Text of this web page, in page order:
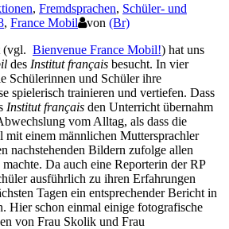
, Fremdsprachen, Schüler- und
, France Mobil von (Br)
(vgl. Bienvenue France Mobil!) hat uns
des Institut français besucht. In vier
Schülerinnen und Schüler ihre
spielerisch trainieren und vertiefen. Dass
Institut français den Unterricht übernahm
vom Alltag, als dass die
mit einem männlichen Muttersprachler
nachstehenden Bildern zufolge allen
Da auch eine Reporterin der RP
ausführlich zu ihren Erfahrungen
Tagen ein entsprechender Bericht in
Hier schon einmal einige fotografische
von Frau Skolik und Frau